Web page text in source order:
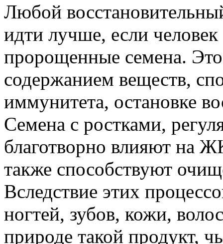
Любой
идти лучше, если
пророщенные семена.
содержанием веществ,
иммунитета, остановке
Семена с ростками,
благотворно влияют на
также способствуют
Вследствие этих
ногтей, зубов, кожи,
природе такой продукт,